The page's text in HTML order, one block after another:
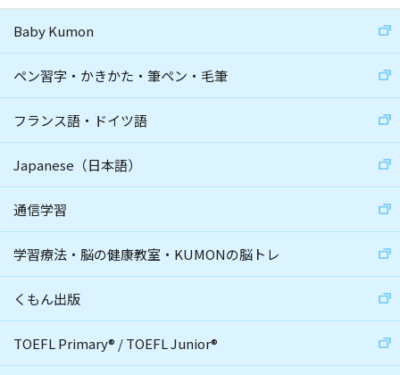
Baby Kumon
ペン習字・かきかた・筆ペン・毛筆
フランス語・ドイツ語
Japanese（日本語）
通信学習
学習療法・脳の健康教室・KUMONの脳トレ
くもん出版
TOEFL Primary® /TOEFL Junior®